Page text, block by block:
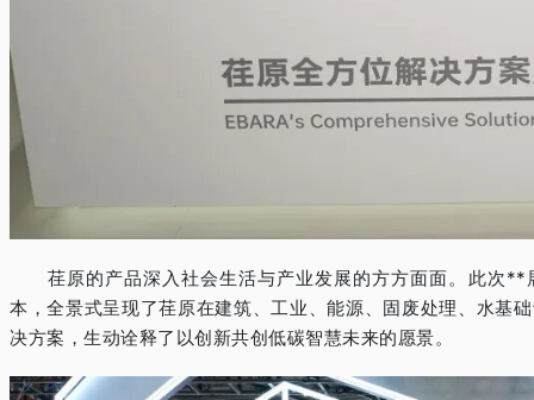
荏原的产品深入社会生活与产业发展的方方面面。此次**
本，全景式呈现了荏原在建筑、工业、能源、固废处理、水基
决方案，生动诠释了以创新共创低碳智慧未来的愿景。